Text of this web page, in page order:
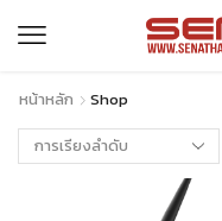
หน้าหลัก Shop